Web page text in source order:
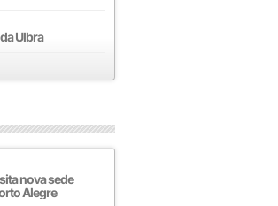
Ulbra
nova sede
Alegre